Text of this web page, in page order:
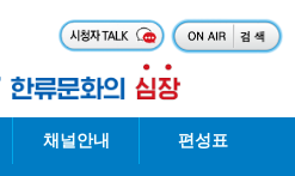
채널안내 편성표